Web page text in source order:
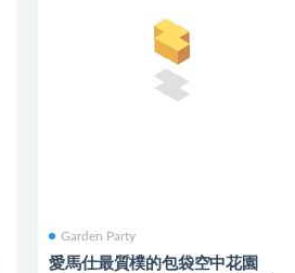
Garden Party
愛馬仕最質樸的包袋空中花園